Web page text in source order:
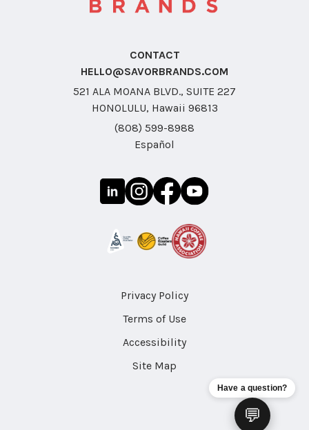
CONTACT
HELLO@SAVORBRANDS.COM
521 ALA MOANA BLVD., SUITE 227
HONOLULU, Hawaii 96813
(808) 599-8988
Español
Privacy Policy
Terms of Use
Accessibility
Site Map
Have a question?
💬